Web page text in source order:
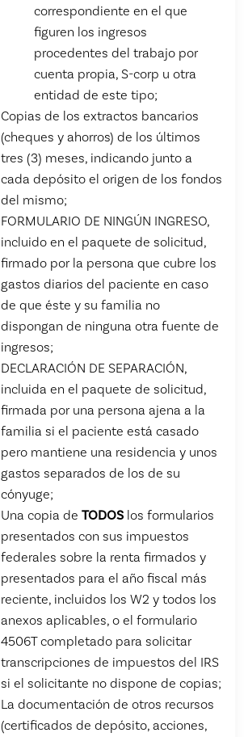
correspondiente en el que
figuren los ingresos
procedentes del trabajo por
cuenta propia, S-corp u otra
entidad de este tipo;
Copias de los extractos bancarios
(cheques y ahorros) de los últimos
tres (3) meses, indicando junto a
cada depósito el origen de los fondos
del mismo;
FORMULARIO DE NINGÚN INGRESO,
incluido en el paquete de solicitud,
firmado por la persona que cubre los
gastos diarios del paciente en caso
de que éste y su familia no
dispongan de ninguna otra fuente de
ingresos;
DECLARACIÓN DE SEPARACIÓN,
incluida en el paquete de solicitud,
firmada por una persona ajena a la
familia si el paciente está casado
pero mantiene una residencia y unos
gastos separados de los de su
cónyuge;
Una copia deTODOS los formularios
presentados con sus impuestos
federales sobre la renta firmados y
presentados para el año fiscal más
reciente, incluidos los W2 y todos los
anexos aplicables, o el formulario
4506T completado para solicitar
transcripciones de impuestos del IRS
si el solicitante no dispone de copias;
La documentación de otros recursos
(certificados de depósito, acciones,